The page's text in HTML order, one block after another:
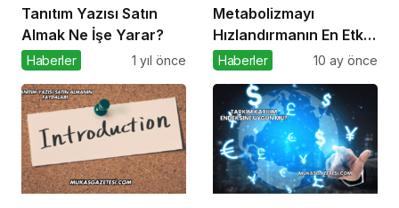
Tanıtım Yazısı Satın
Almak Ne İşe Yarar?
Haberler 1 yıl önce
Metabolizmayı
Hızlandırmanın En Etkili
Yolları Nelerdir?
Haberler 10 ay önce